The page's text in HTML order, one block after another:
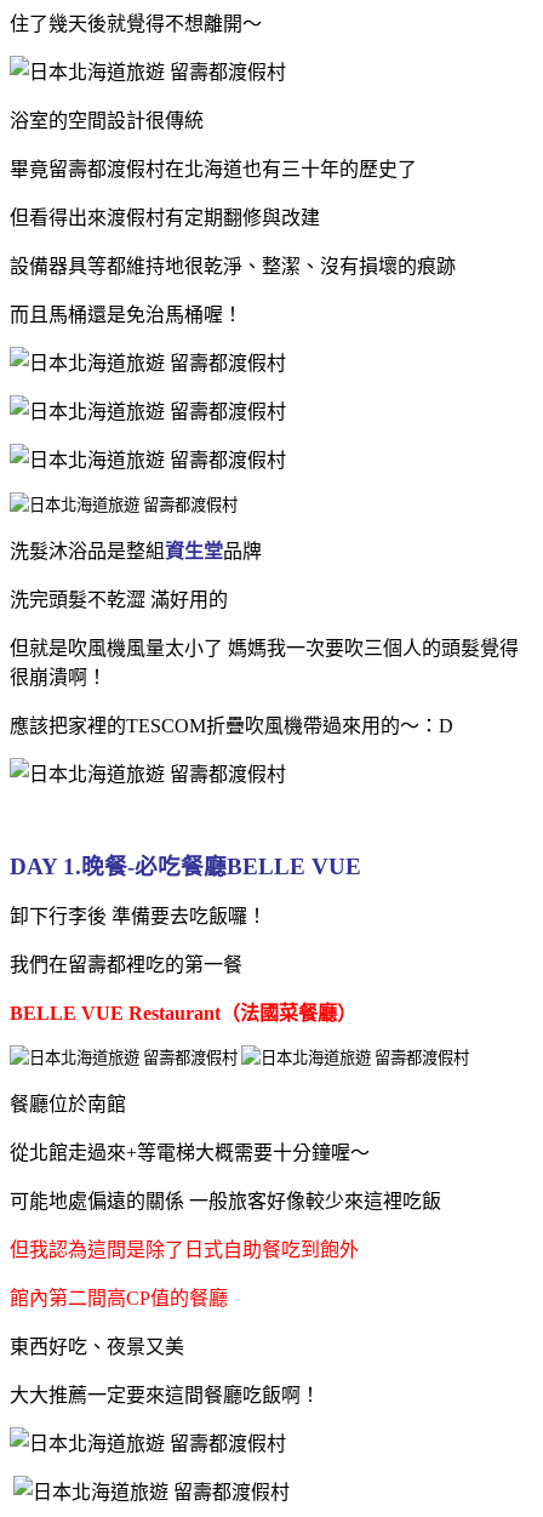
住了幾天後就覺得不想離開～
浴室的空間設計很傳統
畢竟留壽都渡假村在北海道也有三十年的歷史了
但看得出來渡假村有定期翻修與改建
設備器具等都維持地很乾淨、整潔、沒有損壞的痕跡
而且馬桶還是免治馬桶喔！
洗髮沐浴品是整組資生堂品牌
洗完頭髮不乾澀 滿好用的
但就是吹風機風量太小了 媽媽我一次要吹三個人的頭髮覺得
很崩潰啊！
應該把家裡的TESCOM折疊吹風機帶過來用的～：D
DAY 1.晚餐-必吃餐廳BELLE VUE
卸下行李後 準備要去吃飯囉！
我們在留壽都裡吃的第一餐
BELLE VUE Restaurant（法國菜餐廳）
餐廳位於南館
從北館走過來+等電梯大概需要十分鐘喔～
可能地處偏遠的關係 一般旅客好像較少來這裡吃飯
但我認為這間是除了日式自助餐吃到飽外
館內第二間高CP值的餐廳
東西好吃、夜景又美
大大推薦一定要來這間餐廳吃飯啊！